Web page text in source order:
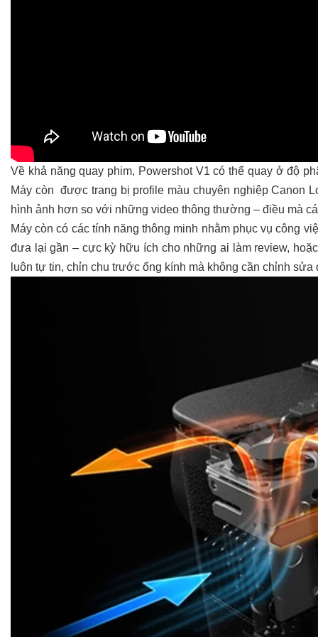
Về khả năng quay phim, Powershot V1 có thể quay ở độ
Máy còn được trang bị profile màu chuyên nghiệp Canon
hình ảnh hơn so với những video thông thường – điều mà
Máy còn có các tính năng thông minh nhằm phục vụ công
đưa lại gần – cực kỳ hữu ích cho những ai làm review,
luôn tự tin, chỉn chu trước ống kính mà không cần chỉnh sửa